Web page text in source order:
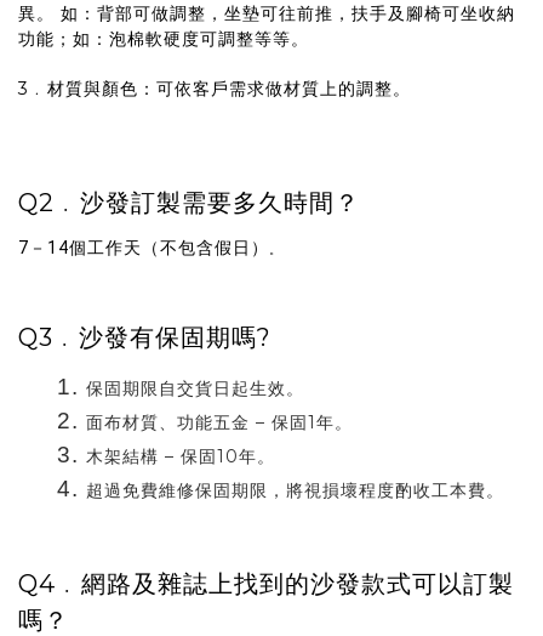
異。 如：背部可做調整，坐墊可往前推，扶手及腳椅可坐收納
功能；如：泡棉軟硬度可調整等等。
3﹒材質與顏色：可依客戶需求做材質上的調整。
Q2﹒沙發訂製需要多久時間？
7－14個工作天（不包含假日）
Q3﹒沙發有保固期嗎?
保固期限自交貨日起生效。
面布材質、功能五金 – 保固1年。
木架結構 – 保固10年。
超過免費維修保固期限，將視損壞程度酌收工本費。
Q4﹒網路及雜誌上找到的沙發款式可以訂製
嗎？